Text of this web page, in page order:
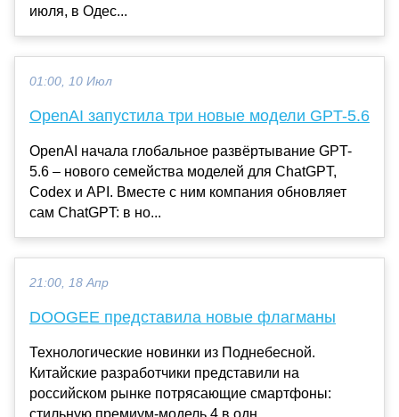
июля, в Одес...
01:00, 10 Июл
OpenAI запустила три новые модели GPT-5.6
OpenAI начала глобальное развёртывание GPT-
5.6 – нового семейства моделей для ChatGPT,
Codex и API. Вместе с ним компания обновляет
сам ChatGPT: в но...
21:00, 18 Апр
DOOGEE представила новые флагманы
Технологические новинки из Поднебесной.
Китайские разработчики представили на
российском рынке потрясающие смартфоны:
стильную премиум-модель 4 в одн...